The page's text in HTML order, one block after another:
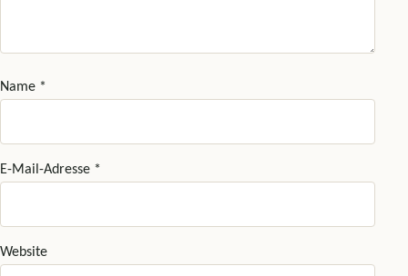
Name *
E-Mail-Adresse *
Website